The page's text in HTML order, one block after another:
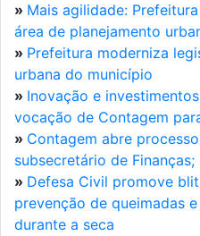
» Mais agilidade:
área de planejamento
» Prefeitura moderniza
urbana do município
» Inovação e
vocação de Contagem
» Contagem abre
subsecretário de
» Defesa Civil promove
prevenção de queimadas
durante a seca